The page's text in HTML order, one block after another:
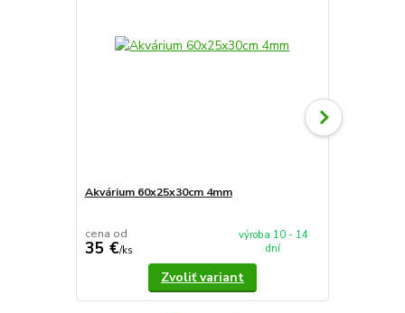
Akvárium 60x25x30cm 4mm
cena od
35 €/ks
výroba 10 - 14
dní
Zvoliť variant